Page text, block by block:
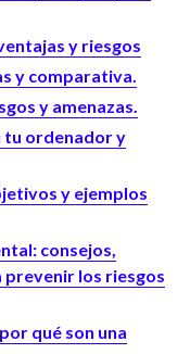
y riesgos
y comparativa.
y amenazas.
tu ordenador y
y ejemplos
consejos,
los riesgos
qué son una